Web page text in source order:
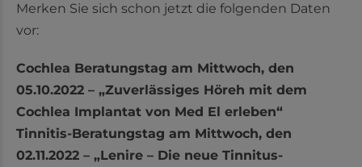
Merken Sie sich schon jetzt die folgenden Daten
vor:
Cochlea Beratungstag am Mittwoch, den
05.10.2022 – „Zuverlässiges Höreh mit dem
Cochlea Implantat von Med El erleben“
Tinnitis-Beratungstag am Mittwoch, den
02.11.2022 – „Lenire – Die neue Tinnitus-